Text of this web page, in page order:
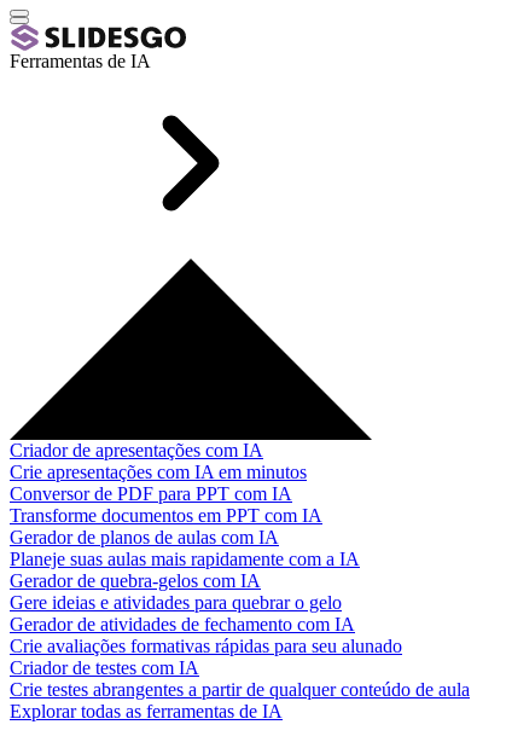
Ferramentas de IA
Criador de apresentações com IA
Crie apresentações com IA em minutos
Conversor de PDF para PPT com IA
Transforme documentos em PPT com IA
Gerador de planos de aulas com IA
Planeje suas aulas mais rapidamente com a IA
Gerador de quebra-gelos com IA
Gere ideias e atividades para quebrar o gelo
Gerador de atividades de fechamento com IA
Crie avaliações formativas rápidas para seu alunado
Criador de testes com IA
Crie testes abrangentes a partir de qualquer conteúdo de aula
Explorar todas as ferramentas de IA